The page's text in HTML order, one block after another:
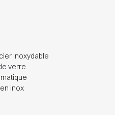
inoxydable
verre
inox